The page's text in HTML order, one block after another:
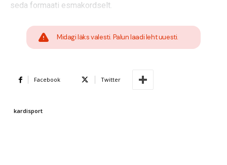
seda formaati esmakordselt.
Midagi läks valesti. Palun laadi leht uuesti.
Facebook Twitter
kardisport